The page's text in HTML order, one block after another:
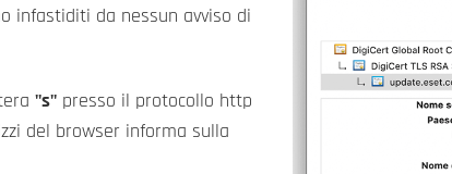
infastiditi da nessun avviso di
"s" presso il protocollo http
del browser informa sulla